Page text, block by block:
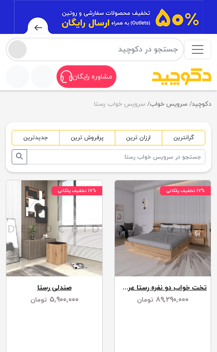
مشاوره رایگان
دکوچید سرویس خواب سرویس خواب رستا
گرانترین ارزان ترین پرفروش ترین جدیدترین
۱۷% تخفیف پلکانی
تخت خواب دو نفره رستا عرض 160
۸۹,۲۹۰,۰۰۰ تومان
۱۷% تخفیف پلکانی
صندلی رستا
۵,۹۰۰,۰۰۰ تومان